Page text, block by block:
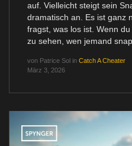
auf. Vielleicht steigt sein
dramatisch an. Es ist ganz
fragst, was los ist. Wenn
zu sehen, wen jemand
von Patrice Sol in Catch A Cheater
März 3, 2026